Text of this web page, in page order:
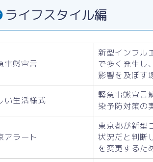
ライフスタイル編
事態宣言
新型インフル
で多く発生し
影響を及ぼす
い生活様式
緊急事態宣言
染予防対策の
アラート
東京都が新型
状況だと判断
を変更するた